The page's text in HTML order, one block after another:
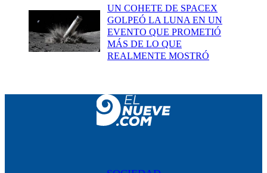
UN COHETE DE SPACEX
GOLPEÓ LA LUNA EN UN
EVENTO QUE PROMETIÓ
MÁS DE LO QUE
REALMENTE MOSTRÓ